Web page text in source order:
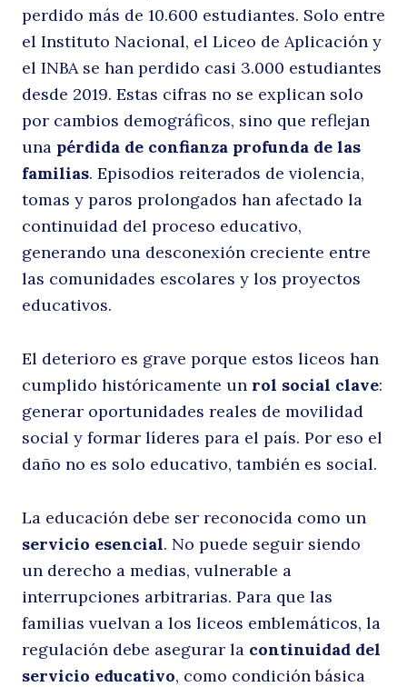
perdido más de 10.600 estudiantes. Solo entre
el Instituto Nacional, el Liceo de Aplicación y
el INBA se han perdido casi 3.000 estudiantes
desde 2019. Estas cifras no se explican solo
por cambios demográficos, sino que reflejan
una pérdida de confianza profunda de las
familias. Episodios reiterados de violencia,
tomas y paros prolongados han afectado la
continuidad del proceso educativo,
generando una desconexión creciente entre
las comunidades escolares y los proyectos
educativos.
El deterioro es grave porque estos liceos han
cumplido históricamente un rol social clave:
generar oportunidades reales de movilidad
social y formar líderes para el país. Por eso el
daño no es solo educativo, también es social.
La educación debe ser reconocida como un
servicio esencial. No puede seguir siendo
un derecho a medias, vulnerable a
interrupciones arbitrarias. Para que las
familias vuelvan a los liceos emblemáticos, la
regulación debe asegurar la continuidad del
servicio educativo, como condición básica